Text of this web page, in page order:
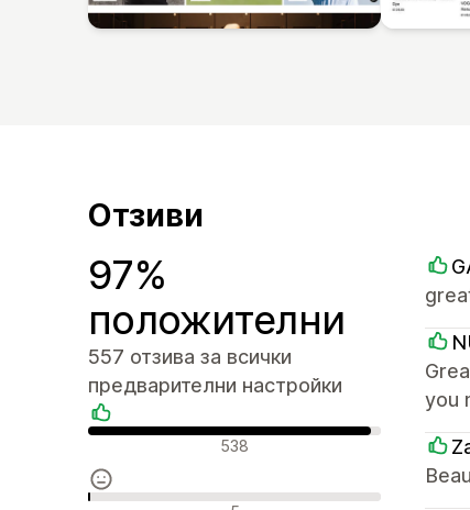
Отзиви
97%
положителни
557 отзива за всички
предварителни настройки
Положителни отзиви
538
you